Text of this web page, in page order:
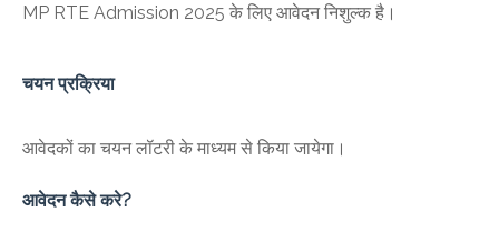
MP RTE Admission 2025 के लिए आवेदन निशुल्क है।
चयन प्रक्रिया
आवेदकों का चयन लॉटरी के माध्यम से किया जायेगा।
आवेदन कैसे करे?